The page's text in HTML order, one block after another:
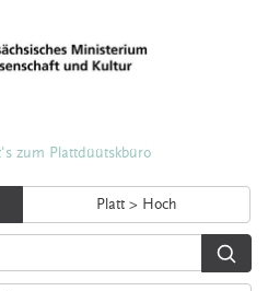
zum Plattdüütskbüro
Platt > Hoch